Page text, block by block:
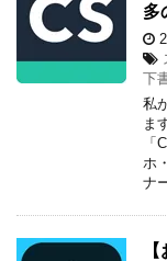
多
下
私
ま
「
ホ
ナ